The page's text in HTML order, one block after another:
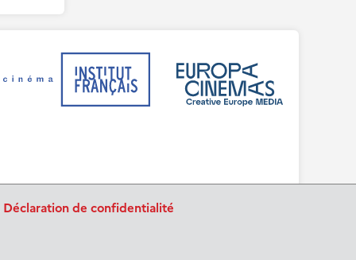
Déclaration de confidentialité